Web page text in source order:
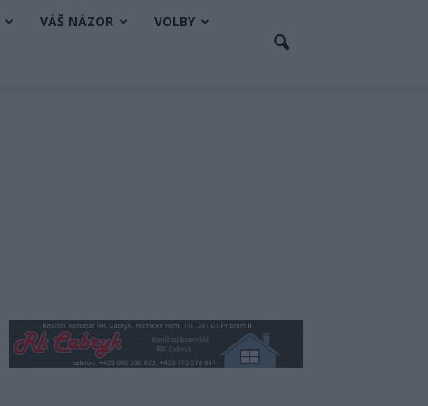
VÁŠ NÁZOR VOLBY